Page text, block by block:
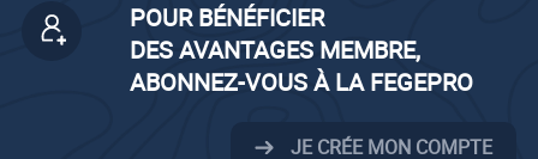
POUR BÉNÉFICIER
DES AVANTAGES MEMBRE,
ABONNEZ-VOUS À LA FEGEPRO
JE CRÉE MON COMPTE